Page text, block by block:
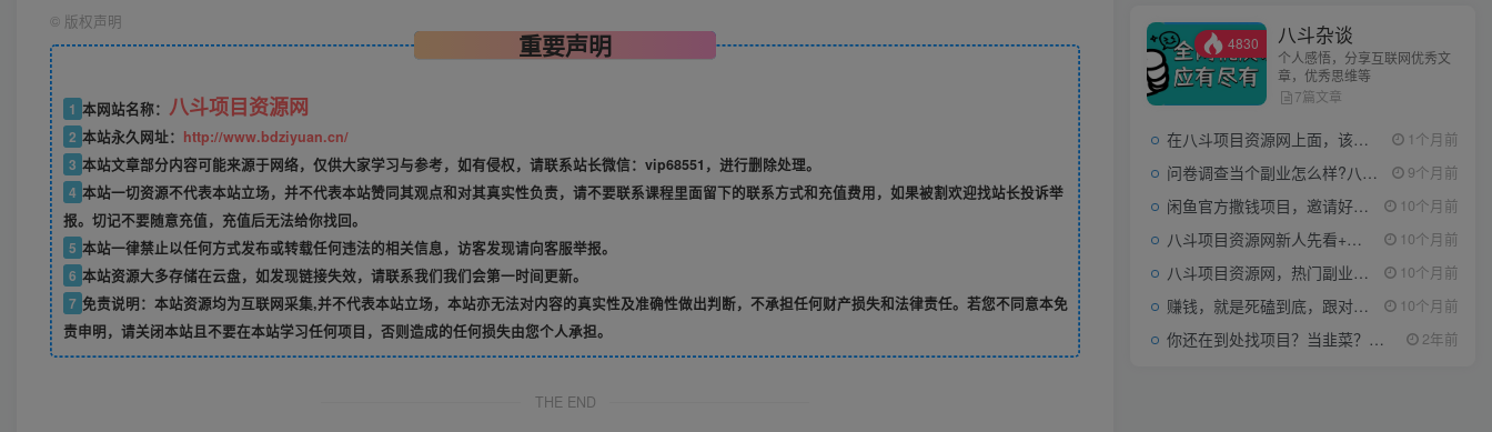
© 版权声明
重要声明
1 本网站名称： 八斗项目资源网
2 本站永久网址： http://www.bdziyuan.cn/
3 本站文章部分内容可能来源于网络，仅供大家学习与参考，如有侵权，请联系站长微信：vip68551，进行删除处理。
4 本站一切资源不代表本站立场，并不代表本站赞同其观点和对其真实性负责，请不要联系课程里面留下的联系方式和充值费用，如果被割欢迎找站长投诉举
报。切记不要随意充值，充值后无法给你找回。
5 本站一律禁止以任何方式发布或转载任何违法的相关信息，访客发现请向客服举报。
6 本站资源大多存储在云盘，如发现链接失效，请联系我们我们会第一时间更新。
7 免责说明：本站资源均为互联网采集,并不代表本站立场，本站亦无法对内容的真实性及准确性做出判断，不承担任何财产损失和法律责任。若您不同意本免
责申明，请关闭本站且不要在本站学习任何项目，否则造成的任何损失由您个人承担。
THE END
4830 八斗杂谈
个人感悟，分享互联网优秀文
章，优秀思维等
7篇文章
在八斗项目资源网上面，该看什么类型的赚钱项目 1个月前
问卷调查当个副业怎么样?八斗告诉你 9个月前
闲鱼官方撒钱项目，邀请好友领现金，单价1-8元，0成本可以当个小副业 10个月前
八斗项目资源网新人先看+领取【0撸小项目+互联网工具箱】 10个月前
八斗项目资源网，热门副业项目任你选，每日持续更新 10个月前
赚钱，就是死磕到底，跟对人做对事。 10个月前
你还在到处找项目？当韭菜？我靠项目资源网也能月如过万。 2年前